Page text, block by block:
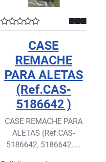
CASE
REMACHE
PARA ALETAS
(Ref.CAS-
5186642 )
CASE REMACHE PARA
ALETAS (Ref.CAS-
5186642, 5186642, ...